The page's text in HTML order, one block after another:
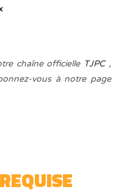
chaîne officielle TJPC,
vous à notre page
REQUISE